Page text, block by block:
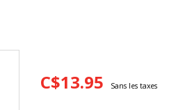
C$13.95 Sans les taxes